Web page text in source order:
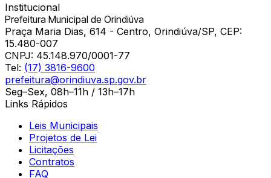
Institucional
Prefeitura Municipal de Orindiúva
Praça Maria Dias, 614 - Centro, Orindiúva/SP, CEP:
15.480-007
CNPJ: 45.148.970/0001-77
Tel: (17) 3816-9600
prefeitura@orindiuva.sp.gov.br
Seg–Sex, 08h–11h / 13h–17h
Links Rápidos
Leis Municipais
Projetos de Lei
Licitações
Contratos
FAQ